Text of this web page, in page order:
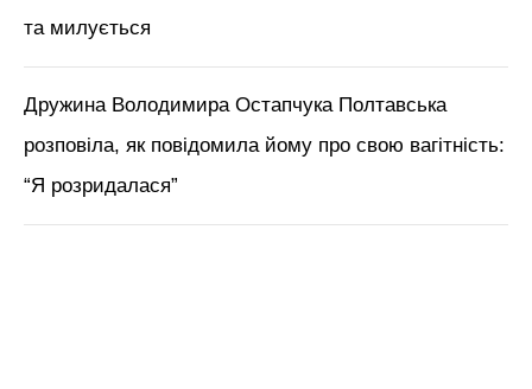
та милується
Дружина Володимира Остапчука Полтавська
розповіла, як повідомила йому про свою вагітність:
“Я розридалася”